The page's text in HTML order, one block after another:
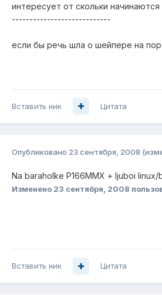
интересует от скольки
----------------------------
если бы речь шла о шейпере на
Вставить ник Цитата
Опубликовано 23 сентября, 2008
Na baraholke P166MMX + ljuboi
Изменено 23 сентября, 2008
Вставить ник Цитата